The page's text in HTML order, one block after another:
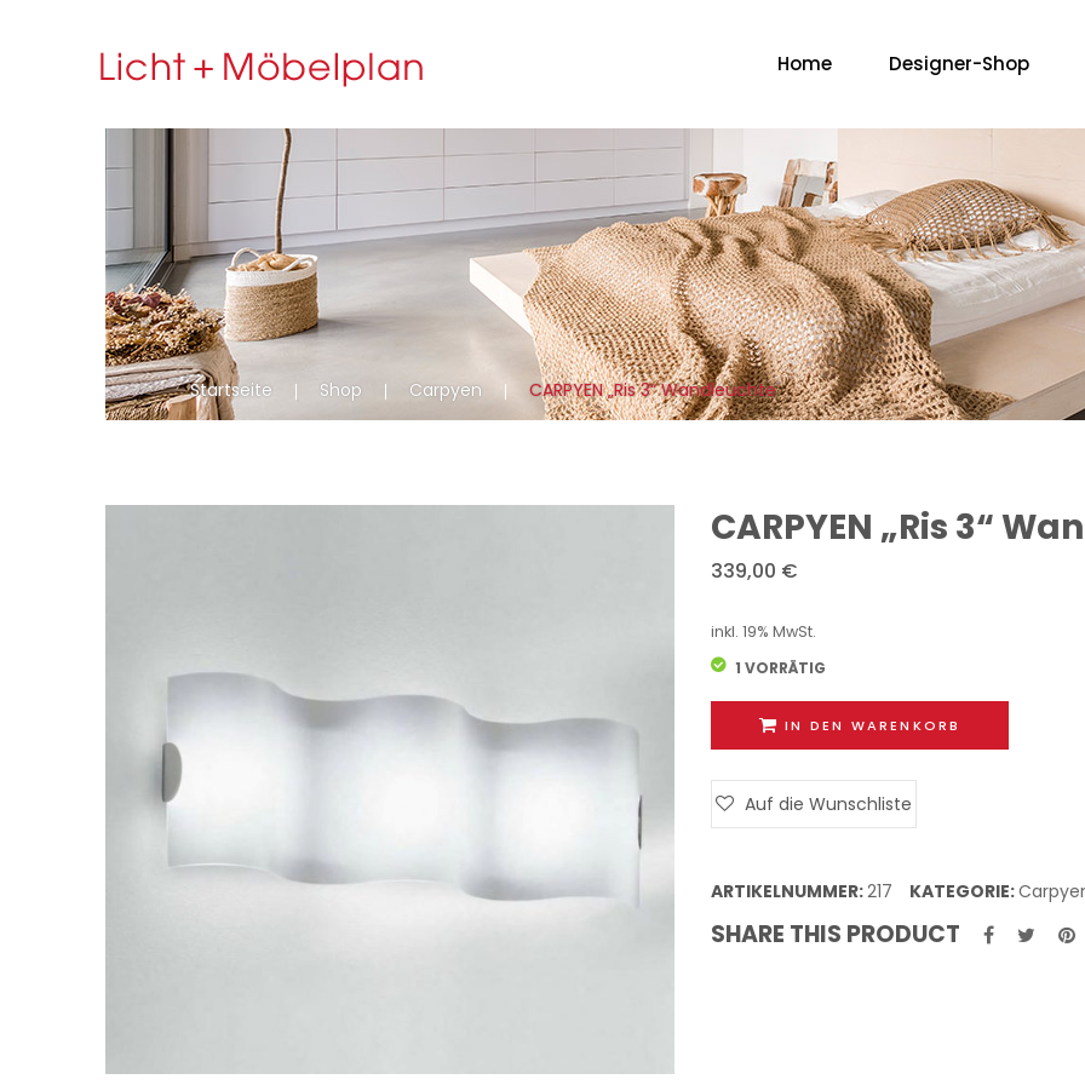
Home Designer-Shop
Startseite Shop Carpyen CARPYEN „Ris 3“ Wandleuchte
CARPYEN „Ris 3“
339,00 €
inkl. 19% MwSt.
1 VORRÄTIG
IN DEN WARENKORB
Auf die Wunschliste
ARTIKELNUMMER:217 KATEGORIE:
SHARE THIS PRODUCT